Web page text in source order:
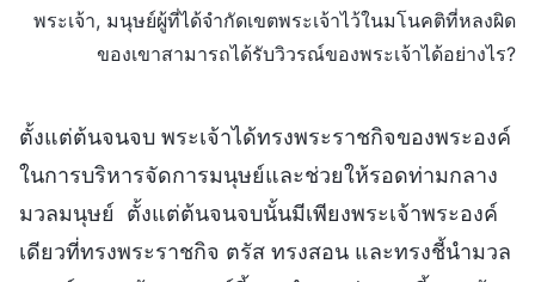
พระเจ้า, มนุษย์ผู้ที่ได้จำกัดเขตพระเจ้าไว้ในมโนคติที่หลงผิด
ของเขาสามารถได้รับวิวรณ์ของพระเจ้าได้อย่างไร?
ตั้งแต่ต้นจนจบ พระเจ้าได้ทรงพระราชกิจของพระองค์
ในการบริหารจัดการมนุษย์และช่วยให้รอดท่ามกลาง
มวลมนุษย์ ตั้งแต่ต้นจนจบนั้นมีเพียงพระเจ้าพระองค์
เดียวที่ทรงพระราชกิจ ตรัส ทรงสอน และทรงชี้นำมวล